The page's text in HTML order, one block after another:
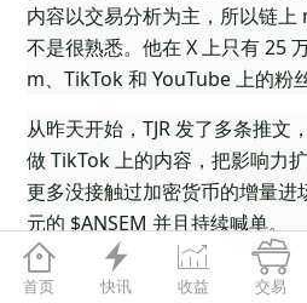
内容以交易分析为主，所以链
不是很熟悉。他在 X 上只有 25
m、TikTok 和 YouTube 上的粉
从昨天开始，TJR 发了多条推文
做 TikTok 上的内容，把影响力
更多没接触过加密货币的增量进
元的 $ANSEM 并且持续喊单。

首页

快讯

收益

交易